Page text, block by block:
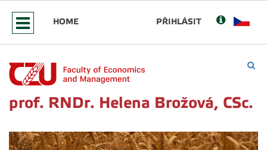
HOME PŘIHLÁSIT
prof. RNDr. Helena Brožová, CSc.